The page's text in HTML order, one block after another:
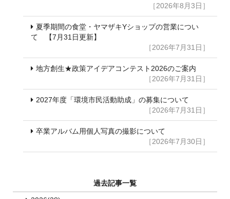
［2026年8月3日］
夏季期間の食堂・ヤマザキYショップの営業につい
て 【7月31日更新】
［2026年7月31日］
地方創生★政策アイデアコンテスト2026のご案内
［2026年7月31日］
2027年度「環境市民活動助成」の募集について
［2026年7月31日］
卒業アルバム用個人写真の撮影について
［2026年7月30日］
過去記事一覧